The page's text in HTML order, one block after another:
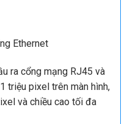
Ethernet
ra cổng mạng RJ45 và
triệu pixel trên màn hình,
và chiều cao tối đa